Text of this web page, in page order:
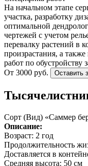
На начальном этапе
участка, разработку
оптимальной
чертежей с учетом
перевалку растений в
произрастания, а
работ по обустройству
От 3000 руб.
Оставить
Сорт (Вид) «Саммер
Описание:
Возраст: 2 год
Продолжительность
Доставляется в
Средняя высота: 50 см